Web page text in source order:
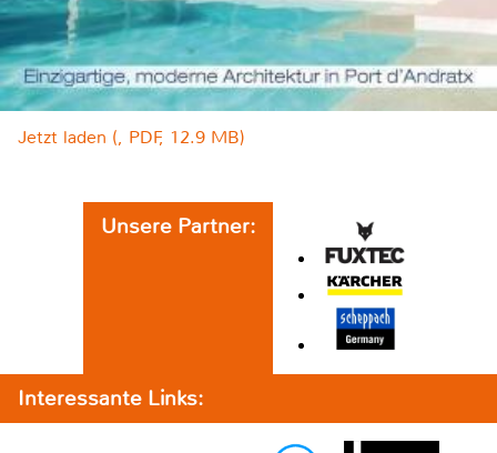
Jetzt laden (, PDF, 12.9 MB)
Unsere Partner:
Interessante Links: